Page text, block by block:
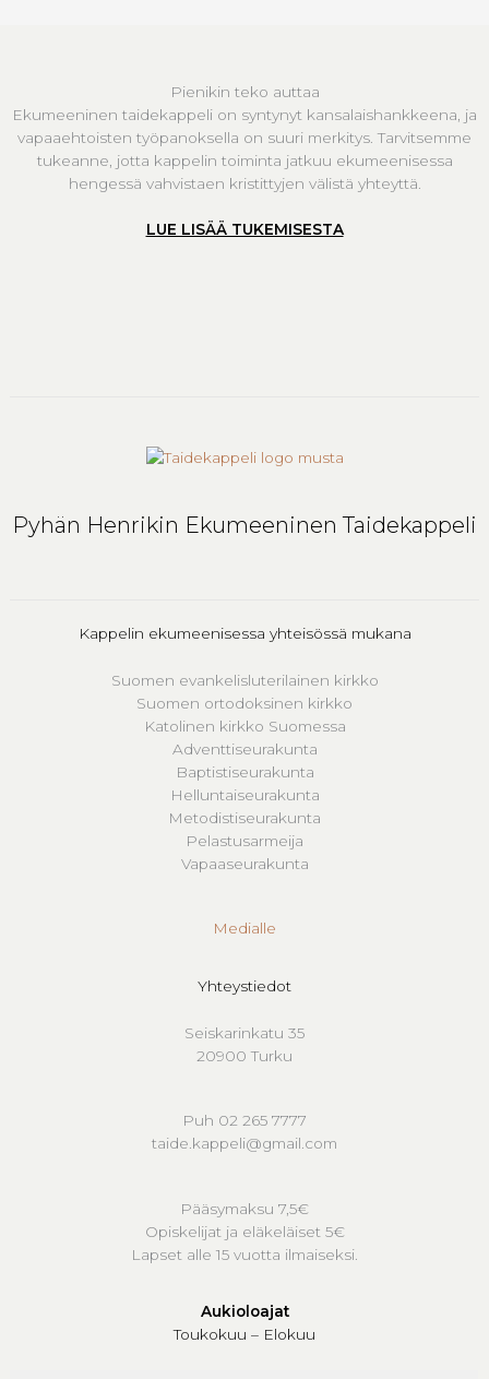
Pienikin teko auttaa
Ekumeeninen taidekappeli on syntynyt kansalaishankkeena, ja
vapaaehtoisten työpanoksella on suuri merkitys. Tarvitsemme
tukeanne, jotta kappelin toiminta jatkuu ekumeenisessa
hengessä vahvistaen kristittyjen välistä yhteyttä.
LUE LISÄÄ TUKEMISESTA
Pyhän Henrikin Ekumeeninen Taidekappeli
Kappelin ekumeenisessa yhteisössä mukana
Suomen evankelisluterilainen kirkko
Suomen ortodoksinen kirkko
Katolinen kirkko Suomessa
Adventtiseurakunta
Baptistiseurakunta
Helluntaiseurakunta
Metodistiseurakunta
Pelastusarmeija
Vapaaseurakunta
Medialle
Yhteystiedot
Seiskarinkatu 35
20900 Turku
Puh 02 265 7777
taide.kappeli@gmail.com
Pääsymaksu 7,5€
Opiskelijat ja eläkeläiset 5€
Lapset alle 15 vuotta ilmaiseksi.
Aukioloajat
Toukokuu – Elokuu